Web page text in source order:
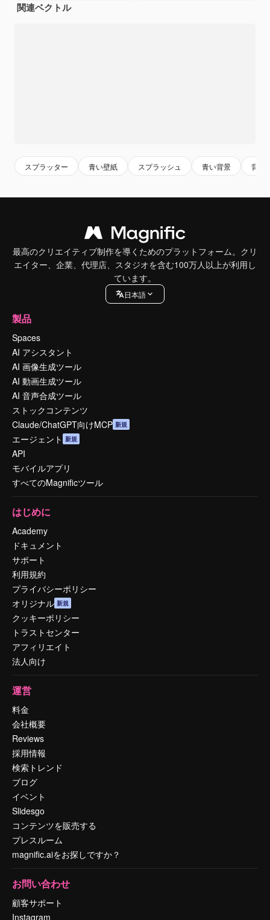
関連ベクトル
スプラッター 青い壁紙 スプラッシュ 青い背景 背景
最高のクリエイティブ制作を導くためのプラットフォーム。クリ
エイター、企業、代理店、スタジオを含む100万人以上が利用し
ています。
日本語
製品
Spaces
AI アシスタント
AI 画像生成ツール
AI 動画生成ツール
AI 音声合成ツール
ストックコンテンツ
Claude/ChatGPT向けMCP 新規
エージェント 新規
API
モバイルアプリ
すべてのMagnificツール
はじめに
Academy
ドキュメント
サポート
利用規約
プライバシーポリシー
オリジナル 新規
クッキーポリシー
トラストセンター
アフィリエイト
法人向け
運営
料金
会社概要
Reviews
採用情報
検索トレンド
ブログ
イベント
Slidesgo
コンテンツを販売する
プレスルーム
magnific.aiをお探しですか？
お問い合わせ
顧客サポート
Instagram